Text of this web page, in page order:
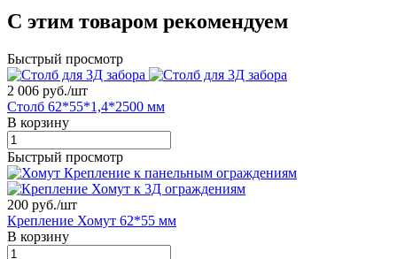
С этим товаром рекомендуем
Быстрый просмотр
2 006 руб./шт
Столб 62*55*1,4*2500 мм
В корзину
Быстрый просмотр
200 руб./шт
Крепление Хомут 62*55 мм
В корзину